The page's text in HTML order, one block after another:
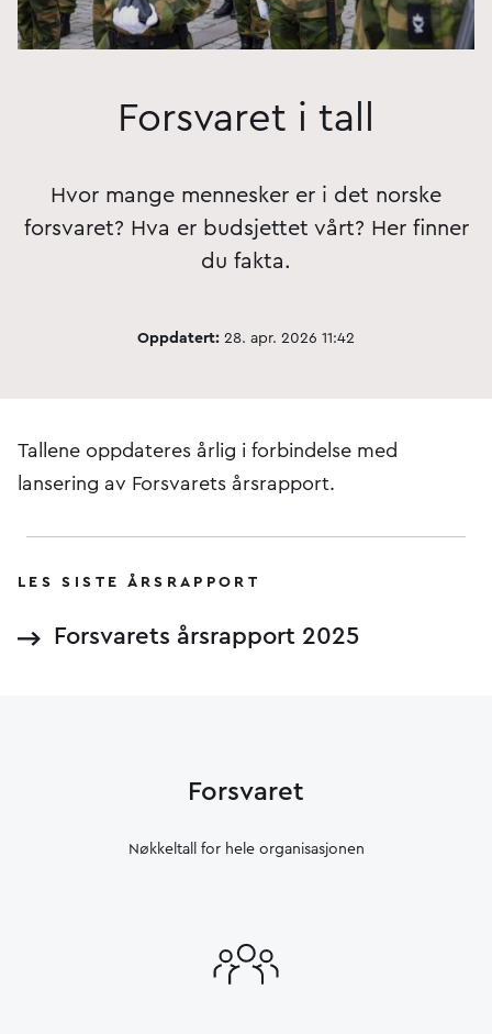
Forsvaret i tall
Hvor mange mennesker er i det norske
forsvaret? Hva er budsjettet vårt? Her finner
du fakta.
Oppdatert: 28. apr. 2026 11:42
Tallene oppdateres årlig i forbindelse med
lansering av Forsvarets årsrapport.
LES SISTE ÅRSRAPPORT
Forsvarets årsrapport 2025
Forsvaret
Nøkkeltall for hele organisasjonen